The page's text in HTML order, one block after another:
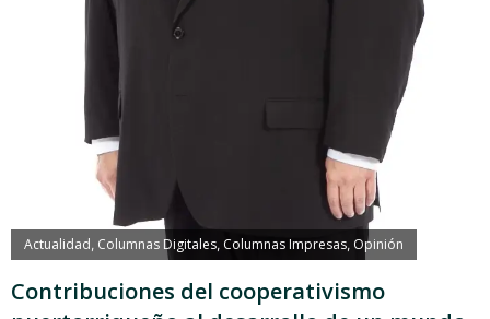
Actualidad Columnas Digitales, Columnas Impresas, Opinión
Contribuciones del cooperativismo